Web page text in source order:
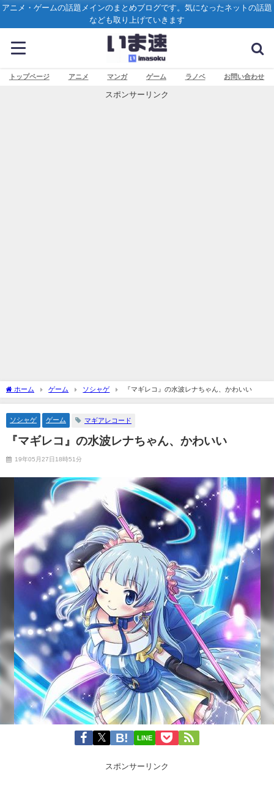
アニメ・ゲームの話題メインのまとめブログです。気になったネットの話題
なども取り上げていきます
トップページ アニメ マンガ ゲーム ラノベ お問い合わせ
スポンサーリンク
ホーム ゲーム ソシャゲ 『マギレコ』の水波レナちゃん、かわいい
ソシャゲ ゲーム マギアレコード
『マギレコ』の水波レナちゃん、かわいい
19年05月27日18時51分
LINE
スポンサーリンク